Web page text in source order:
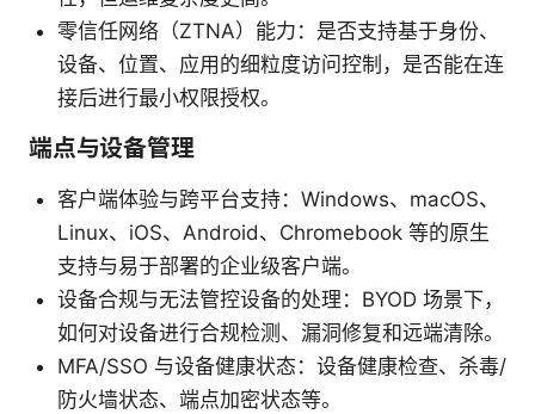
零信任网络（ZTNA）能力：是否支持基于身份、
设备、位置、应用的细粒度访问控制，是否能在连
接后进行最小权限授权。
端点与设备管理
客户端体验与跨平台支持：Windows、macOS、
Linux、iOS、Android、Chromebook 等的原生
支持与易于部署的企业级客户端。
设备合规与无法管控设备的处理：BYOD 场景下，
如何对设备进行合规检测、漏洞修复和远端清除。
MFA/SSO 与设备健康状态：设备健康检查、杀毒/
防火墙状态、端点加密状态等。